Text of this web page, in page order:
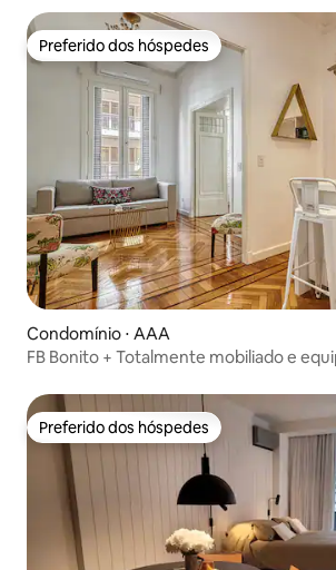
Preferido dos hóspedes
Preferido dos hóspedes
Condomínio ⋅ AAA
FB Bonito + Totalmente mobiliado e
Preferido dos hóspedes
Preferido dos hóspedes